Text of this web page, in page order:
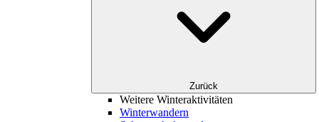
Zurück
Weitere Winteraktivitäten
Winterwandern